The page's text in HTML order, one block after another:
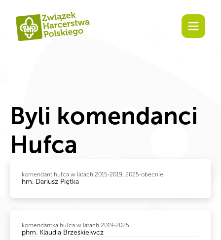
Byli komendanci
Hufca
komendant hufca w latach 2015-2019, 2025-obecnie
hm. Dariusz Piętka
komendantka hufca w latach 2019-2025
phm. Klaudia Brześkieiwcz